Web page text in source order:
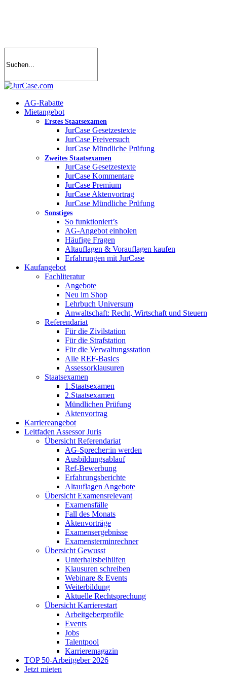
search
account
Menu
AG-Rabatte
Mietangebot
Erstes Staatsexamen
JurCase Gesetzestexte
JurCase Freiversuch
JurCase Mündliche Prüfung
Zweites Staatsexamen
JurCase Gesetzestexte
JurCase Kommentare
JurCase Premium
JurCase Aktenvortrag
JurCase Mündliche Prüfung
Sonstiges
So funktioniert’s
AG-Angebot einholen
Häufige Fragen
Altauflagen & Vorauflagen kaufen
Erfahrungen mit JurCase
Kaufangebot
Fachliteratur
Angebote
Neu im Shop
Lehrbuch Universum
Anwaltschaft: Recht, Wirtschaft und Steuern
Referendariat
Für die Zivilstation
Für die Strafstation
Für die Verwaltungsstation
Alle REF-Basics
Assessorklausuren
Staatsexamen
1.Staatsexamen
2.Staatsexamen
Mündlichen Prüfung
Aktenvortrag
Karriereangebot
Leitfaden Assessor Juris
Übersicht Referendariat
AG-Sprecher:in werden
Ausbildungsablauf
Ref-Bewerbung
Erfahrungsberichte
Altauflagen Angebote
Übersicht Examensrelevant
Examensfälle
Fall des Monats
Aktenvorträge
Examensergebnisse
Examensterminrechner
Übersicht Gewusst
Unterhaltsbeihilfen
Klausuren schreiben
Webinare & Events
Weiterbildung
Aktuelle Rechtsprechung
Übersicht Karrierestart
Arbeitgeberprofile
Events
Jobs
Talentpool
Karrieremagazin
TOP 50-Arbeitgeber 2026
Jetzt mieten